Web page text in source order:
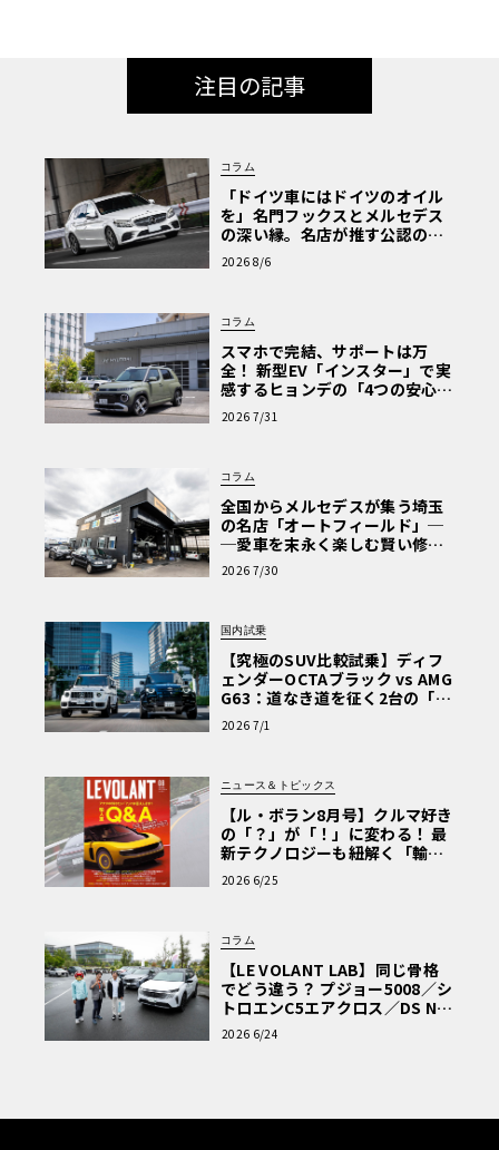
注目の記事
コラム
「ドイツ車にはドイツのオイル
を」名門フックスとメルセデス
の深い縁。名店が推す公認の安
心と、Cクラスで味わうシルキー
な走り〈PR〉
2026 8/6
コラム
スマホで完結、サポートは万
全！ 新型EV「インスター」で実
感するヒョンデの「4つの安心」
【第1回・ヒョンデ6つの疑問：
Why? Hyundai?】〈PR〉
2026 7/31
コラム
全国からメルセデスが集う埼玉
の名店「オートフィールド」─
─愛車を末永く楽しむ賢い修理
術と、プロがフックス製オイル
を選ぶ理由〈PR〉
2026 7/30
国内試乗
【究極のSUV比較試乗】ディフ
ェンダーOCTAブラック vs AMG
G63：道なき道を征く2台の「対
極的アプローチ」
2026 7/1
ニュース＆トピックス
【ル・ボラン8月号】クルマ好き
の「？」が「！」に変わる！ 最
新テクノロジーも紐解く「輸入
車Q&A」
2026 6/25
コラム
【LE VOLANT LAB】同じ骨格
でどう違う？ プジョー5008／シ
トロエンC5エアクロス／DS Nº4
読者一気乗りレポート
2026 6/24